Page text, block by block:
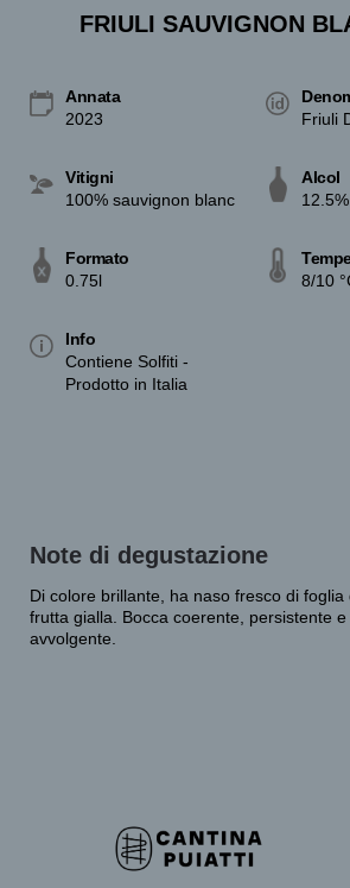
FRIULI SAUVIGNON
Annata
2023
Friuli
Vitigni
100% sauvignon blanc
Alcol
12.5%
Formato
0.75l
8/10
Info
Contiene Solfiti -
Prodotto in Italia
Note di degustazione
Di colore brillante, ha naso fresco di foglia
frutta gialla. Bocca coerente, persistente e
avvolgente.